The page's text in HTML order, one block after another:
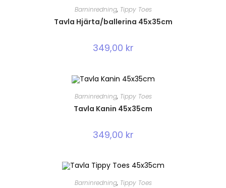
Barninredning, Tippy Toes
Tavla Hjärta/ballerina 45x35cm
349,00 kr
Barninredning, Tippy Toes
Tavla Kanin 45x35cm
349,00 kr
Barninredning, Tippy Toes